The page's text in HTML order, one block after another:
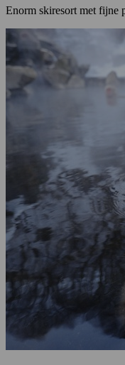
Enorm skiresort met fijne